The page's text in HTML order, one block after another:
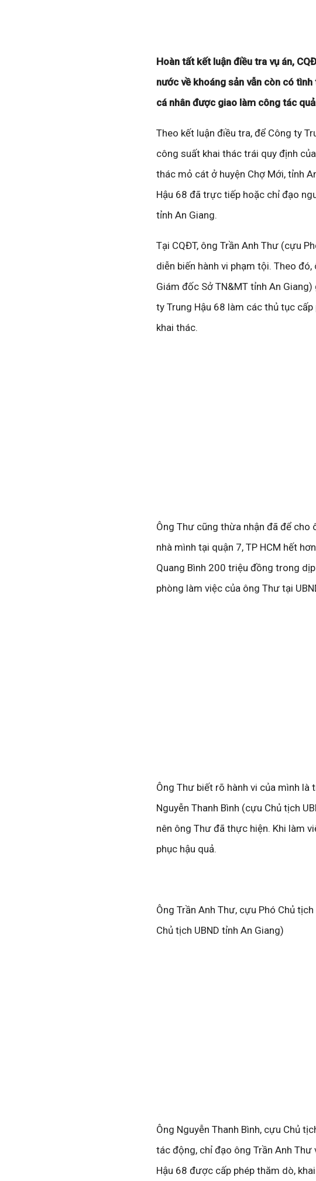
Hoàn tất kết luận điều tra vụ án,
nước về khoáng sản vẫn còn có
cá nhân được giao làm công tác
Theo kết luận điều tra, để Công ty
công suất khai thác trái quy định
thác mỏ cát ở huyện Chợ Mới, tỉnh
Hậu 68 đã trực tiếp hoặc chỉ đạo
tỉnh An Giang.
Tại CQĐT, ông Trần Anh Thư (cựu
diễn biến hành vi phạm tội. Theo
Giám đốc Sở TN&MT tỉnh An
ty Trung Hậu 68 làm các thủ tục
khai thác.
Ông Thư cũng thừa nhận đã để cho
nhà mình tại quận 7, TP HCM hết
Quang Bình 200 triệu đồng trong
phòng làm việc của ông Thư tại
Ông Thư biết rõ hành vi của mình
Nguyễn Thanh Bình (cựu Chủ tịch
nên ông Thư đã thực hiện. Khi làm
phục hậu quả.
Ông Trần Anh Thư, cựu Phó Chủ
Chủ tịch UBND tỉnh An Giang)
Ông Nguyễn Thanh Bình, cựu Chủ
tác động, chỉ đạo ông Trần Anh
Hậu 68 được cấp phép thăm dò,